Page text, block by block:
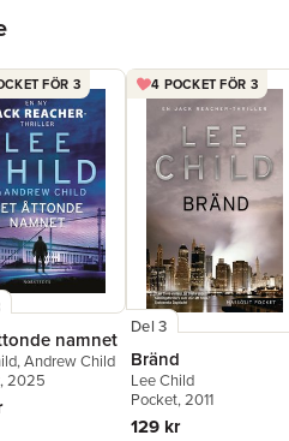
FÖR 3
namnet
,Andrew Child
, 2025
4 POCKET FÖR 3
Del 3
Bränd
Lee Child
Pocket, 2011
129 kr